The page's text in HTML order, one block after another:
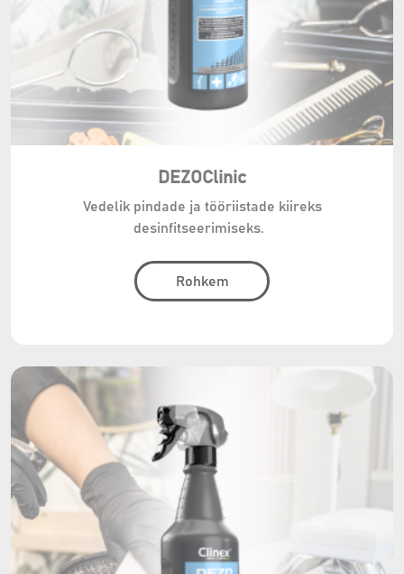
DEZOClinic
Vedelik pindade ja tööriistade kiireks
desinfitseerimiseks.
Rohkem